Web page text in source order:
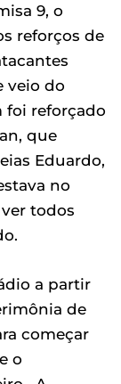
9, o
reforços de
veio do
foi reforçado
que
Eduardo,
no
todos
a partir
de
começar
o